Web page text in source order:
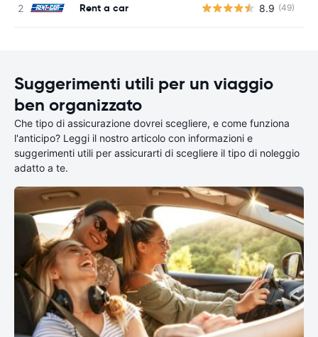
Rent a car 8.9 (49)
Suggerimenti utili per un viaggio
ben organizzato
Che tipo di assicurazione dovrei scegliere, e come funziona
l'anticipo? Leggi il nostro articolo con informazioni e
suggerimenti utili per assicurarti di scegliere il tipo di noleggio
adatto a te.